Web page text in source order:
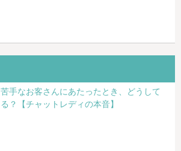
苦手なお客さんにあたったとき、どうして
る？【チャットレディの本音】